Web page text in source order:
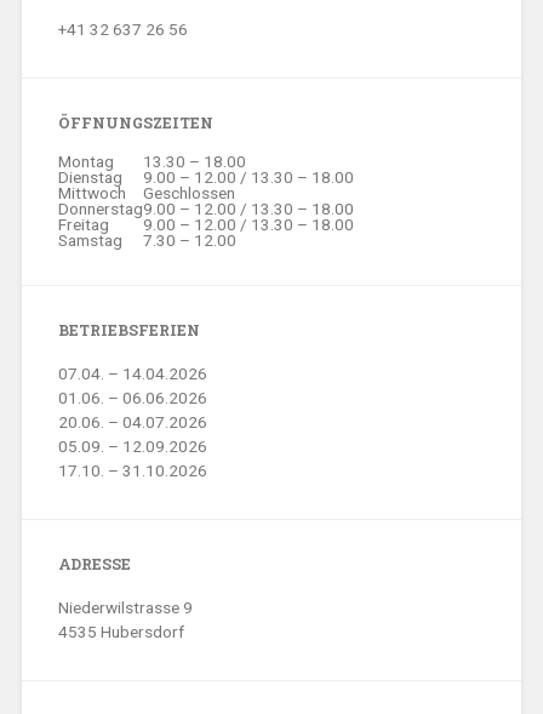
+41 32 637 26 56
ÖFFNUNGSZEITEN
Montag
13.30 – 18.00
Dienstag
9.00 – 12.00 / 13.30 – 18.00
Mittwoch
Geschlossen
Donnerstag9.00 – 12.00 / 13.30 – 18.00
Freitag
9.00 – 12.00 / 13.30 – 18.00
Samstag
7.30 – 12.00
BETRIEBSFERIEN
07.04. – 14.04.2026
01.06. – 06.06.2026
20.06. – 04.07.2026
05.09. – 12.09.2026
17.10. – 31.10.2026
ADRESSE
Niederwilstrasse 9
4535 Hubersdorf